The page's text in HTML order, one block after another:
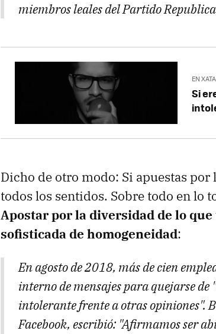
miembros leales del Partido
EN
Si
Dicho de otro modo: Si apuestas
todos los sentidos. Sobre todo en lo
Apostar por la diversidad de lo
sofisticada de homogeneidad:
En agosto de 2018, más de cien
interno de mensajes para quejarse
intolerante frente a otras opiniones".
Facebook, escribió: "Afirmamos ser